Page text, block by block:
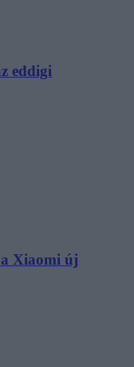
eddigi
Xiaomi új